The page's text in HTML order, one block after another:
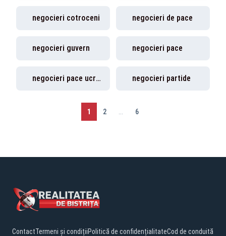
negocieri cotroceni negocieri de pace
negocieri guvern negocieri pace
negocieri pace ucraina negocieri partide
1 2 6
ContactTermeni și condițiiPolitică de confidențialitateCod de conduită